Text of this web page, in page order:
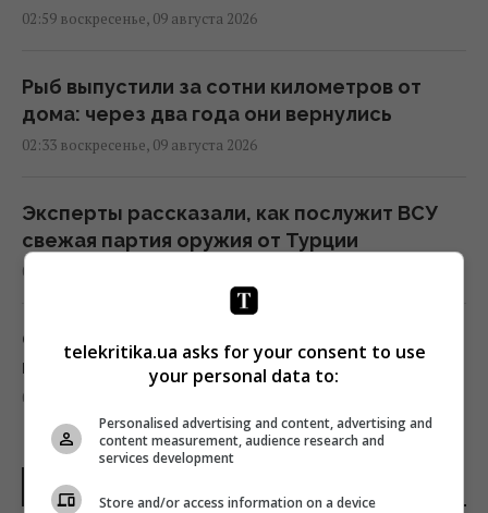
02:59 воскресенье, 09 августа 2026
Рыб выпустили за сотни километров от
дома: через два года они вернулись
02:33 воскресенье, 09 августа 2026
Эксперты рассказали, как послужит ВСУ
свежая партия оружия от Турции
02:27 воскресенье, 09 августа 2026
Один из ближайших соратников Асада
прячется в Москве, - The Telegraph
01:58 воскресенье, 09 августа 2026
Дерзкие удары Украины по России могут
сыграть на руку Путину, - The Times
ПОСЛЕДНИЕ НОВОСТИ
telekritika.ua asks for your consent to use
your personal data to:
Personalised advertising and content, advertising and
content measurement, audience research and
services development
Store and/or access information on a device